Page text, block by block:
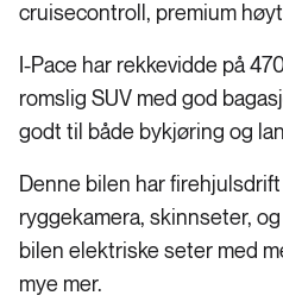
cruisecontroll, premium
I-Pace har rekkevidde på
romslig SUV med god
godt til både bykjøring og
Denne bilen har
ryggekamera, skinnseter,
bilen elektriske seter med
mye mer.